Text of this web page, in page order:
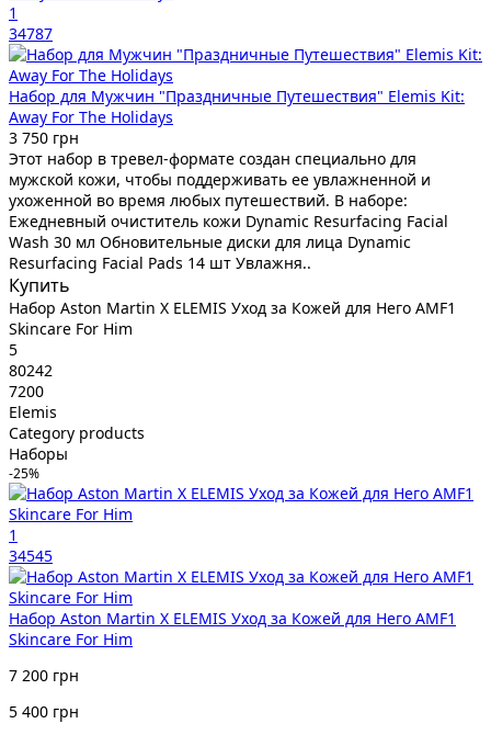
1
34787
Набор для Мужчин "Праздничные Путешествия" Elemis Kit:
Away For The Holidays
3 750 грн
Этот набор в тревел-формате создан специально для
мужской кожи, чтобы поддерживать ее увлажненной и
ухоженной во время любых путешествий. В наборе:
Ежедневный очиститель кожи Dynamic Resurfacing Facial
Wash 30 мл Обновительные диски для лица Dynamic
Resurfacing Facial Pads 14 шт Увлажня..
Купить
Набор Aston Martin X ELEMIS Уход за Кожей для Него AMF1
Skincare For Him
5
80242
7200
Elemis
Category products
Наборы
-25%
1
34545
Набор Aston Martin X ELEMIS Уход за Кожей для Него AMF1
Skincare For Him
7 200 грн
5 400 грн